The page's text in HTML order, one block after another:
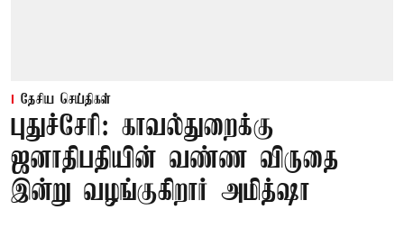
தேசிய செய்திகள்
புதுச்சேரி: காவல்துறைக்கு
ஜனாதிபதியின் வண்ண விருதை
இன்று வழங்குகிறார் அமித்ஷா